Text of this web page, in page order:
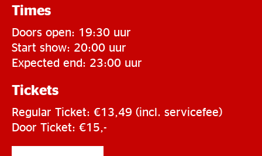
Times
Doors open: 19:30 uur
Start show: 20:00 uur
Expected end: 23:00 uur
Tickets
Regular Ticket: €13,49 (incl. servicefee)
Door Ticket: €15,-